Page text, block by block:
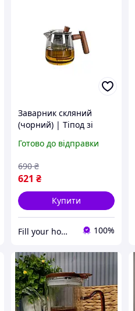
Заварник скляний
(чорний) | Тіпод зі
Чайник
Готово до відправки
621 ₴
690 ₴
Купити
Fill your home | Комфорт та затишок для кожного дому 100%